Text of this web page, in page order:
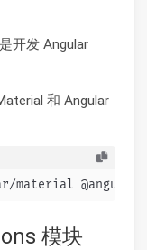
开发 Angular
和 Angular
@angular/
模块